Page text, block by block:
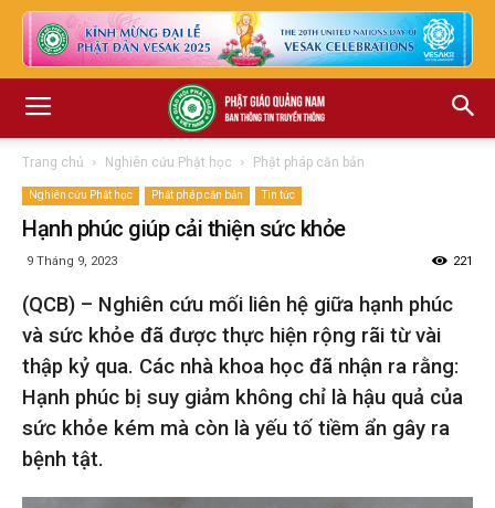
Trang chủ Nghiên cứu Phật học Phật pháp căn bản
Nghiên cứu Phật học Phật pháp căn bản Tin tức
Hạnh phúc giúp cải thiện sức khỏe
9 Tháng 9, 2023 221
(QCB) – Nghiên cứu mối liên hệ giữa hạnh phúc
và sức khỏe đã được thực hiện rộng rãi từ vài
thập kỷ qua. Các nhà khoa học đã nhận ra rằng:
Hạnh phúc bị suy giảm không chỉ là hậu quả của
sức khỏe kém mà còn là yếu tố tiềm ẩn gây ra
bệnh tật.